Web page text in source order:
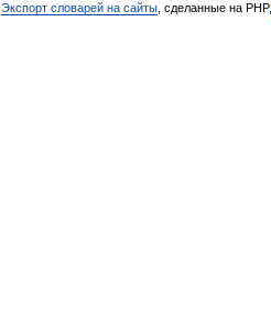
Экспорт словарей на сайты , сделанные на PHP,